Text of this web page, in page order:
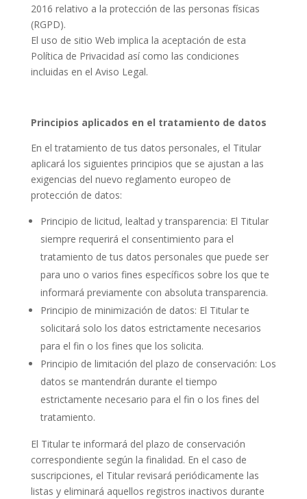
2016 relativo a la protección de las personas físicas
(RGPD).
El uso de sitio Web implica la aceptación de esta
Política de Privacidad así como las condiciones
incluidas en el Aviso Legal.
Principios aplicados en el tratamiento de datos
En el tratamiento de tus datos personales, el Titular
aplicará los siguientes principios que se ajustan a las
exigencias del nuevo reglamento europeo de
protección de datos:
Principio de licitud, lealtad y transparencia: El Titular
siempre requerirá el consentimiento para el
tratamiento de tus datos personales que puede ser
para uno o varios fines específicos sobre los que te
informará previamente con absoluta transparencia.
Principio de minimización de datos: El Titular te
solicitará solo los datos estrictamente necesarios
para el fin o los fines que los solicita.
Principio de limitación del plazo de conservación: Los
datos se mantendrán durante el tiempo
estrictamente necesario para el fin o los fines del
tratamiento.
El Titular te informará del plazo de conservación
correspondiente según la finalidad. En el caso de
suscripciones, el Titular revisará periódicamente las
listas y eliminará aquellos registros inactivos durante